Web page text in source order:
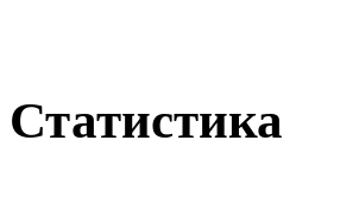
Статистика